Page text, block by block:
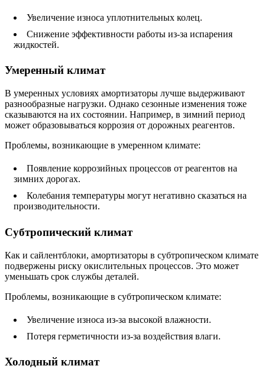
Увеличение износа уплотнительных колец.
Снижение эффективности работы из-за испарения
жидкостей.
Умеренный климат
В умеренных условиях амортизаторы лучше выдерживают
разнообразные нагрузки. Однако сезонные изменения тоже
сказываются на их состоянии. Например, в зимний период
может образовываться коррозия от дорожных реагентов.
Проблемы, возникающие в умеренном климате:
Появление коррозийных процессов от реагентов на
зимних дорогах.
Колебания температуры могут негативно сказаться на
производительности.
Субтропический климат
Как и сайлентблоки, амортизаторы в субтропическом климате
подвержены риску окислительных процессов. Это может
уменьшать срок службы деталей.
Проблемы, возникающие в субтропическом климате:
Увеличение износа из-за высокой влажности.
Потеря герметичности из-за воздействия влаги.
Холодный климат